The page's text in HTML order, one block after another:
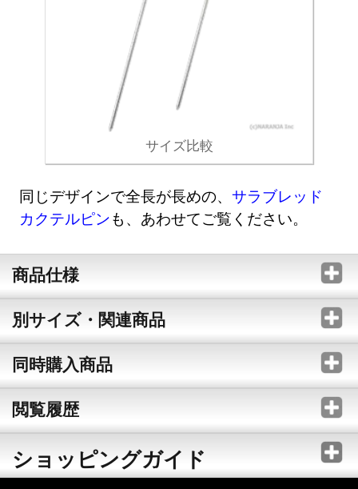
サイズ比較
同じデザインで全長が長めの、サラブレッド
カクテルピンも、あわせてご覧ください。
商品仕様
別サイズ・関連商品
同時購入商品
閲覧履歴
ショッピングガイド